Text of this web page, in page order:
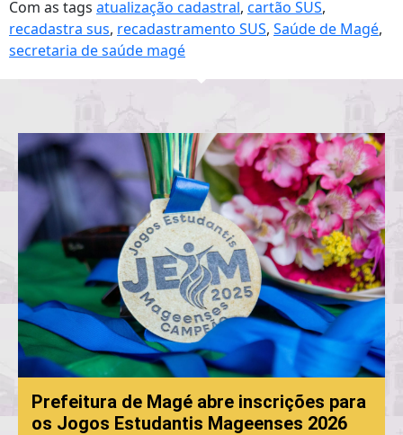
Com as tags atualização cadastral, cartão SUS,
recadastra sus, recadastramento SUS, Saúde de Magé,
secretaria de saúde magé
Prefeitura de Magé abre inscrições para
os Jogos Estudantis Mageenses 2026